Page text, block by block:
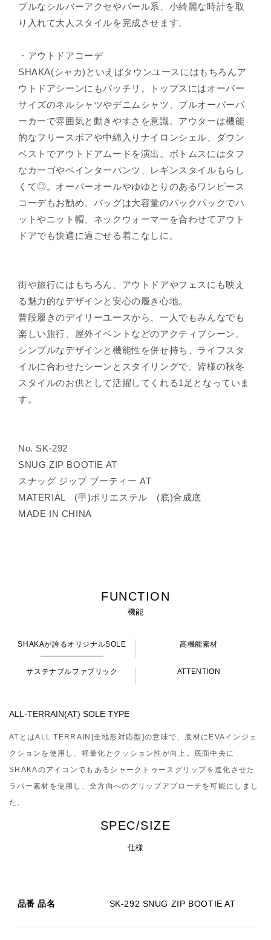
プルなシルバーアクセやパール系、小綺麗な時計を取
り入れて大人スタイルを完成させます。
・アウトドアコーデ
SHAKA(シャカ)といえばタウンユースにはもちろんア
ウトドアシーンにもバッチリ。トップスにはオーバー
サイズのネルシャツやデニムシャツ、プルオーバーパ
ーカーで雰囲気と動きやすさを意識。アウターは機能
的なフリースボアや中綿入りナイロンシェル、ダウン
ベストでアウトドアムードを演出。ボトムスにはタフ
なカーゴやペインターパンツ、レギンスタイルもらし
くて◎。オーバーオールやゆゆとりのあるワンピース
コーデもお勧め。バッグは大容量のバックパックでハ
ットやニット帽、ネックウォーマーを合わせてアウト
ドアでも快適に過ごせる着こなしに。
街や旅行にはもちろん、アウトドアやフェスにも映え
る魅力的なデザインと安心の履き心地。
普段履きのデイリーユースから、一人でもみんなでも
楽しい旅行、屋外イベントなどのアクティブシーン。
シンプルなデザインと機能性を併せ持ち、ライフスタ
イルに合わせたシーンとスタイリングで、皆様の秋冬
スタイルのお供として活躍してくれる1足となっていま
す。
No. SK-292
SNUG ZIP BOOTIE AT
スナッグ ジップ ブーティー AT
MATERIAL (甲)ポリエステル (底)合成底
MADE IN CHINA
FUNCTION
機能
SHAKAが誇るオリジナルSOLE 高機能素材
サステナブルファブリック ATTENTION
ALL-TERRAIN(AT) SOLE TYPE
ATとはALL TERRAIN[全地形対応型]の意味で、底材にEVAインジェ
クションを使用し、軽量化とクッション性が向上。底面中央に
SHAKAのアイコンでもあるシャークトゥースグリップを進化させた
ラバー素材を使用し、全方向へのグリップアプローチを可能にしまし
た。
SPEC/SIZE
仕様
品番 品名 SK-292 SNUG ZIP BOOTIE AT